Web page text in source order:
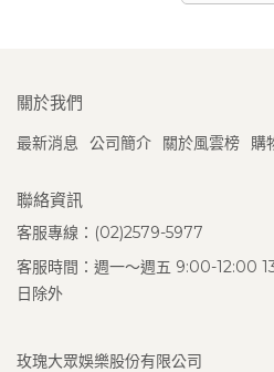
關於我們
最新消息 公司簡介 關於風雲榜 購
聯絡資訊
客服專線：(02)2579-5977
客服時間：週一～週五 9:00-12:00
日除外
玫瑰大眾娛樂股份有限公司